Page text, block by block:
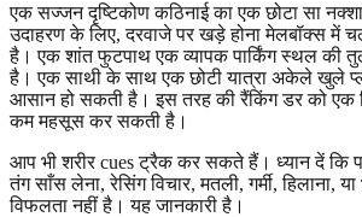
एक सज्जन दृष्टिकोण कठिनाई का एक छोटा सा
उदाहरण के लिए, दरवाजे पर खड़े होना मेलबॉक्स में
है। एक शांत फुटपाथ एक व्यापक पार्किंग स्थल की
है। एक साथी के साथ एक छोटी यात्रा अकेले खुले
आसान हो सकती है। इस तरह की रैंकिंग डर को एक
कम महसूस कर सकती है।
आप भी शरीर cues ट्रैक कर सकते हैं। ध्यान दें
तंग साँस लेना, रेसिंग विचार, मतली, गर्मी, हिलाना,
विफलता नहीं है। यह जानकारी है।